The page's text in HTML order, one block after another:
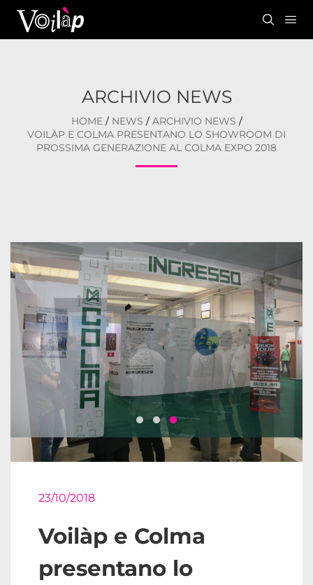
ARCHIVIO NEWS
HOME/ NEWS / ARCHIVIO NEWS /
VOILÀP E COLMA PRESENTANO LO SHOWROOM DI
PROSSIMA GENERAZIONE AL COLMA EXPO 2018
23/10/2018
Voilàp e Colma
presentano lo